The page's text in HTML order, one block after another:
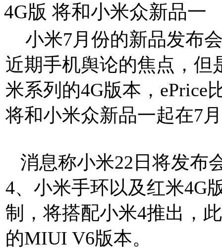
4G版 将和小米众新品一
小米7月份的新品发布
近期手机舆论的焦点，但
米系列的4G版本，ePrice
将和小米众新品一起在7
消息称小米22日将发布
4、小米手环以及红米4G
制，将搭配小米4推出，
的MIUI V6版本。